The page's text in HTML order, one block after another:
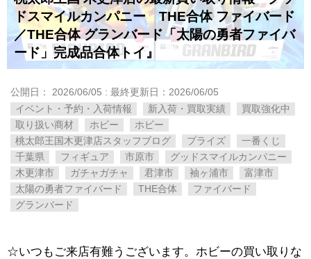
ドスマイルカンパニー THE合体 ファイバード
／THE合体 グランバード「太陽の勇者ファイバ
ード」完成品合体トイ』
公開日： 2026/06/05 : 最終更新日：2026/06/05
イベント・予約・入荷情報
新入荷・買取実績
買取強化中
取り扱い商材
ホビー
ホビー
桃太郎王国木更津店スタッフブログ
プライズ
一番くじ
千葉県
フィギュア 市原市
グッドスマイルカンパニー
木更津市
ガチャガチャ 君津市 袖ヶ浦市
富津市
太陽の勇者ファイバード
THE合体
ファイバード
グランバード
☆いつもご来店有難うございます。ホビーの買い取りな